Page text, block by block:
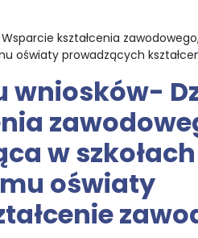
kształcenia
oświaty prowadzących
w
oświaty